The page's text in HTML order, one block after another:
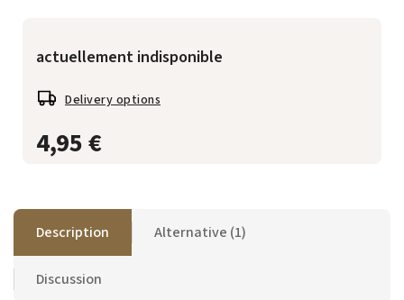
4,95 €
actuellement indisponible
Delivery options
Description Alternative (1)
Discussion